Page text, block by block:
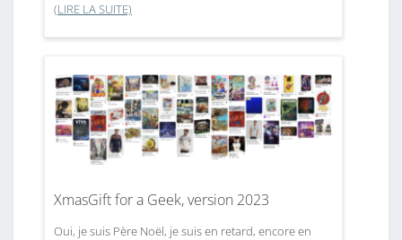
(LIRE LA SUITE)
XmasGift for a Geek, version 2023
Oui, je suis Père Noël, je suis en retard, encore en